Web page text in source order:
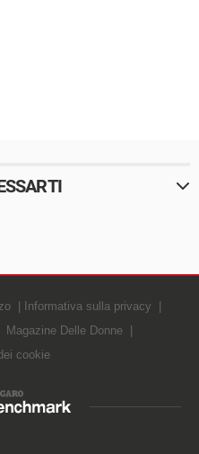
Informativa sulla privacy
Magazine Delle Donne
cookie